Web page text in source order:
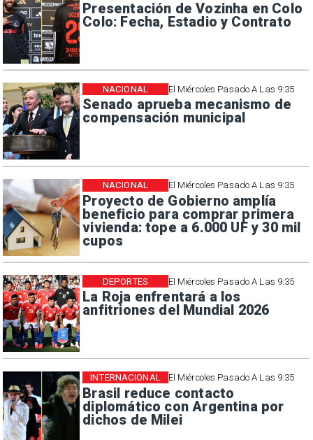
Presentación de Vozinha en Colo
Colo: Fecha, Estadio y Contrato
El Miércoles Pasado A Las 9:35
Senado aprueba mecanismo de
compensación municipal
NACIONAL
El Miércoles Pasado A Las 9:35
Proyecto de Gobierno amplía
beneficio para comprar primera
vivienda: tope a 6.000 UF y 30 mil
cupos
NACIONAL
El Miércoles Pasado A Las 9:35
La Roja enfrentará a los
anfitriones del Mundial 2026
DEPORTES
El Miércoles Pasado A Las 9:35
Brasil reduce contacto
diplomático con Argentina por
dichos de Milei
INTERNACIONAL